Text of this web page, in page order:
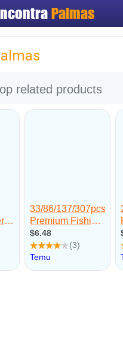
Palmas
Cadastrar empresa
Criar conta